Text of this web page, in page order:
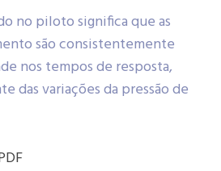
no piloto significa que as
são consistentemente
nos tempos de resposta,
das variações da pressão de